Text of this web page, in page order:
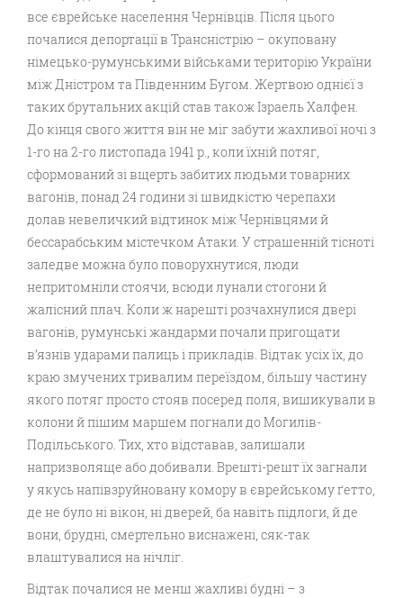
все єврейське населення Чернівців. Після цього
почалися депортації в Трансністрію – окуповану
німецько-румунськими військами територію України
між Дністром та Південним Бугом. Жертвою однієї з
таких брутальних акцій став також Ізраель Халфен.
До кінця свого життя він не міг забути жахливої ночі з
1-го на 2-го листопада 1941 р., коли їхній потяг,
сформований зі вщерть забитих людьми товарних
вагонів, понад 24 години зі швидкістю черепахи
долав невеличкий відтинок між Чернівцями й
бессарабським містечком Атаки. У страшенній тісноті
заледве можна було поворухнутися, люди
непритомніли стоячи, всюди лунали стогони й
жалісний плач. Коли ж нарешті розчахнулися двері
вагонів, румунські жандарми почали пригощати
в’язнів ударами палиць і прикладів. Відтак усіх їх, до
краю змучених тривалим переїздом, більшу частину
якого потяг просто стояв посеред поля, вишикували в
колони й пішим маршем погнали до Могилів-
Подільського. Тих, хто відставав, залишали
напризволяще або добивали. Врешті-решт їх загнали
у якусь напівзруйновану комору в єврейському ґетто,
де не було ні вікон, ні дверей, ба навіть підлоги, й де
вони, брудні, смертельно виснажені, сяк-так
влаштувалися на нічліг.
Відтак почалися не менш жахливі будні – з